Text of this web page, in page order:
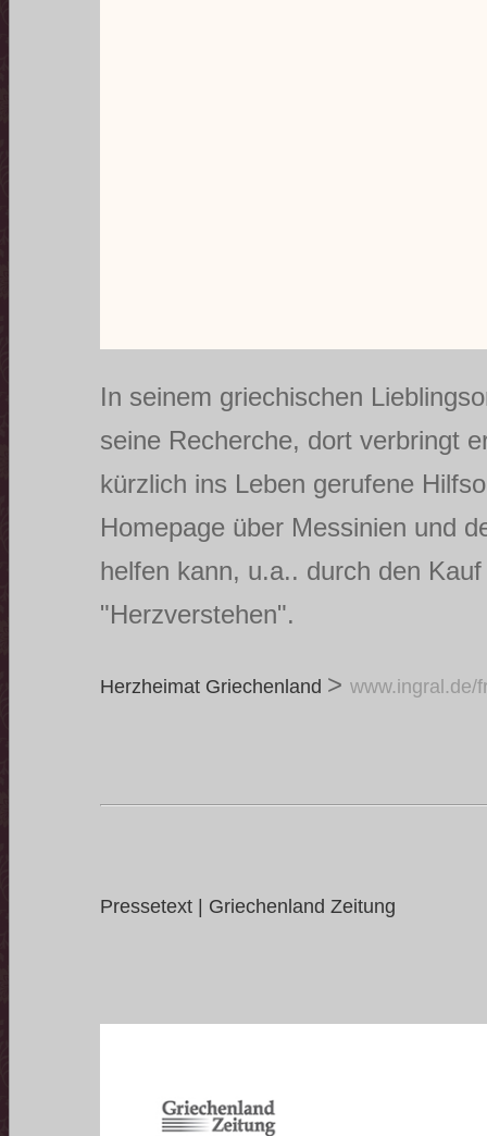
In seinem griechischen
seine Recherche, dort verbringt
kürzlich ins Leben gerufene
Homepage über Messinien und
helfen kann, u.a.. durch den
"Herzverstehen".
Herzheimat Griechenland > www.ingral.de/
Pressetext | Griechenland Zeitung